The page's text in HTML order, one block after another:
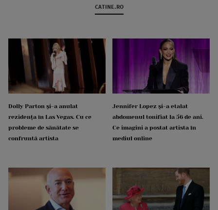
CATINE.RO
Dolly Parton și-a anulat
rezidența în Las Vegas. Cu ce
probleme de sănătate se
confruntă artista
Jennifer Lopez și-a etalat
abdomenul tonifiat la 56 de ani.
Ce imagini a postat artista în
mediul online